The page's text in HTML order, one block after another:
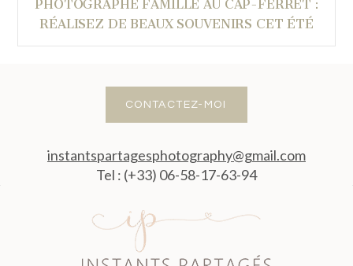
PHOTOGRAPHE FAMILLE AU CAP-FERRET :
RÉALISEZ DE BEAUX SOUVENIRS CET ÉTÉ
CONTACTEZ-MOI
instantspartagesphotography@gmail.com
Tel : (+33) 06-58-17-63-94